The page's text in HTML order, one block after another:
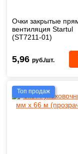
Очки закрытые
вентиляция Startul
(ST7211-01)
5,96 руб./шт.
Топ продаж